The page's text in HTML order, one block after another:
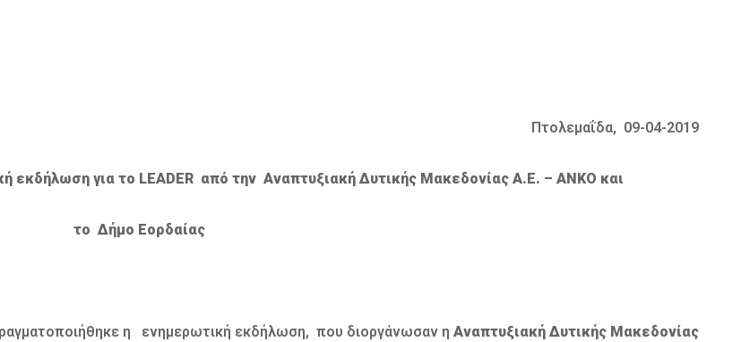
Πτολεμαΐδα, 09-04-2019
εκδήλωση για το LEADER από την Αναπτυξιακή Δυτικής Μακεδονίας Α.Ε. – ΑΝΚΟ και
το Δήμο Εορδαίας
η ενημερωτική εκδήλωση, που διοργάνωσαν η Αναπτυξιακή Δυτικής Μακεδονίας